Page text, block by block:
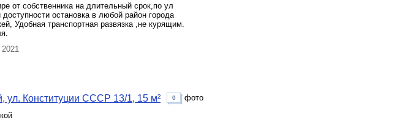
от собственника на длительный срок,по ул
остановка в любой район города
Удобная транспортная развязка ,не курящим.
ул. Конституции СССР 13/1, 15 м² 0 фото